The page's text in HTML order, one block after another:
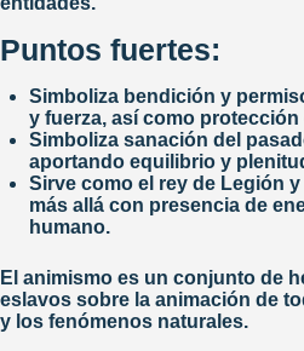
Puntos fuertes:
Simboliza bendición y
y fuerza, así como
Simboliza sanación del
aportando equilibrio y
Sirve como el rey de Legión
más allá con presencia de
humano.
El animismo es un conjunto de
eslavos sobre la animación de
y los fenómenos naturales.
Si quieres
más nueva y
EMAIL*